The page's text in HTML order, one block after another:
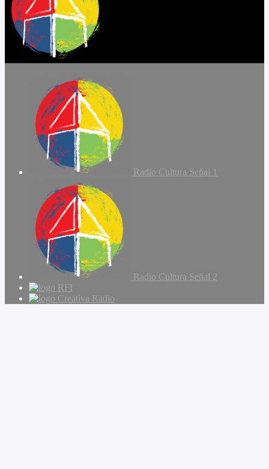
Radio Cultura Señal 1
Radio Cultura Señal 2
RFI
Creativa Radio